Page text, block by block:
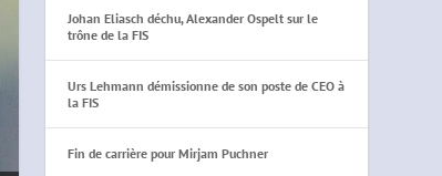
Johan Eliasch déchu, Alexander Ospelt sur le
trône de la FIS
Urs Lehmann démissionne de son poste de CEO à
la FIS
Fin de carrière pour Mirjam Puchner